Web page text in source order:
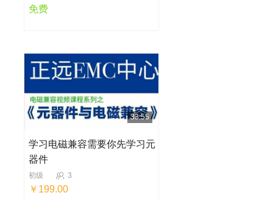
免费
33:55
学习电磁兼容需要你先学习元
器件
初级 3
￥199.00